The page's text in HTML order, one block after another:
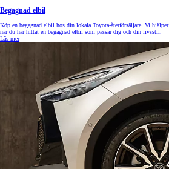
Begagnad elbil
Köp en begagnad elbil hos din lokala Toyota-återförsäljare. Vi
när du har hittat en begagnad elbil som passar dig och din livsstil.
Läs mer